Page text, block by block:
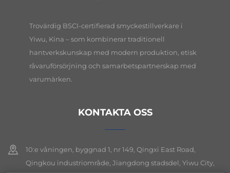
Trovärdig BSCI-certifierad smyckestillverkare i
Yiwu, Kina – som kombinerar traditionell
hantverkskunskap med modern produktion, etisk
råvaruförsörjning och samarbetspartnerskap med
varumärken.
KONTAKTA OSS
10:e våningen, byggnad 1, nr 149, Qingxi East Road,
Qingkou industriområde, Jiangdong stadsdel, Yiwu City,